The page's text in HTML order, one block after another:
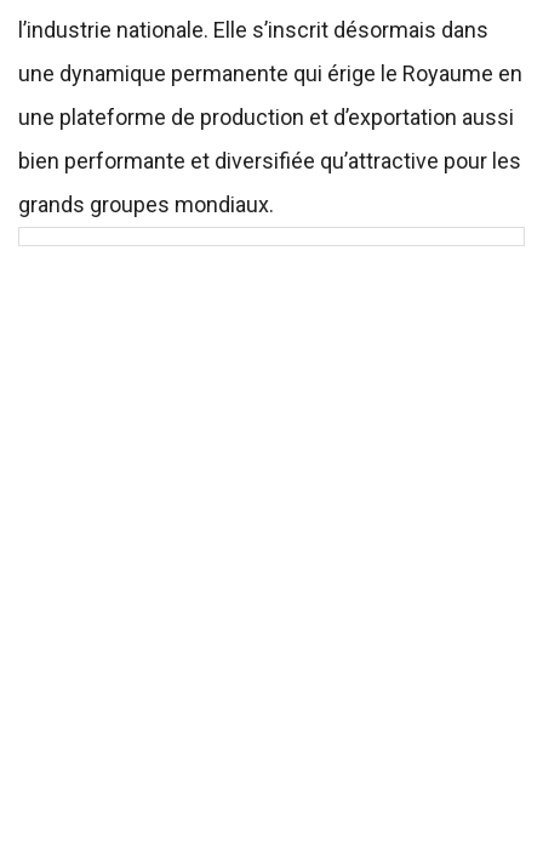
l’industrie nationale. Elle s’inscrit désormais dans
une dynamique permanente qui érige le Royaume en
une plateforme de production et d’exportation aussi
bien performante et diversifiée qu’attractive pour les
grands groupes mondiaux.